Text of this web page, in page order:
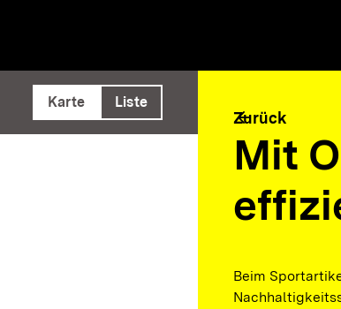
ausführen
Karte Liste
arrow_back
Zurück
Mit
Beim